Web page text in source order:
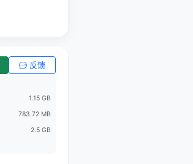
反馈
1.15 GB
783.72 MB
2.5 GB